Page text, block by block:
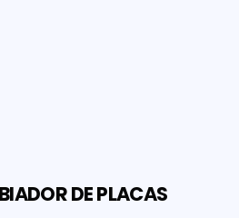
DE PLACAS